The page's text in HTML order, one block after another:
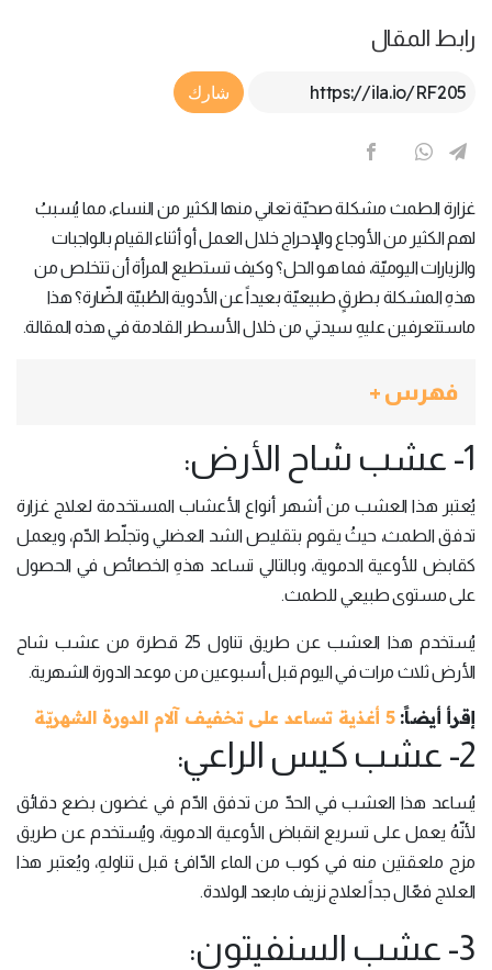
رابط المقال
Article Link
شارك
غزارة الطمث مشكلة صحيّة تعاني منها الكثير من النساء، مما يُسببُ
لهم الكثير من الأوجاع والإحراج خلال العمل أو أثناء القيام بالواجبات
والزيارات اليوميّة، فما هو الحل؟ وكيف تستطيع المرأة أن تتخلص من
هذهِ المشكلة بطرقٍ طبيعيّة بعيداً عن الأدوية الطُبيّة الضّارة؟ هذا
ماستتعرفين عليهِ سيدتي من خلال الأسطر القادمة في هذه المقالة.
فهرس +
1- عشب شاح الأرض:
يُعتبر هذا العشب من أشهر أنواع الأعشاب المستخدمة لعلاج غزارة
تدفق الطمث، حيثُ يقوم بتقليص الشد العضلي وتجلّط الدّم، ويعمل
كقابض للأوعية الدموية، وبالتالي تساعد هذهِ الخصائص في الحصول
على مستوى طبيعي للطمث.
يُستخدم هذا العشب عن طريق تناول 25 قطرة من عشب شاح
الأرض ثلاث مرات في اليوم قبل أسبوعين من موعد الدورة الشهرية.
إقرأ أيضاً:5 أغذية تساعد على تخفيف آلام الدورة الشهريّة
2- عشب كيس الراعي:
يُساعد هذا العشب في الحدّ من تدفق الدّم في غضون بضع دقائق
لأنّهُ يعمل على تسريع انقباض الأوعية الدموية، ويُستخدم عن طريق
مزج ملعقتين منه في كوب من الماء الدّافئ قبل تناولهِ، ويُعتبر هذا
العلاج فعّال جداً لعلاج نزيف مابعد الولادة.
3- عشب السنفيتون: